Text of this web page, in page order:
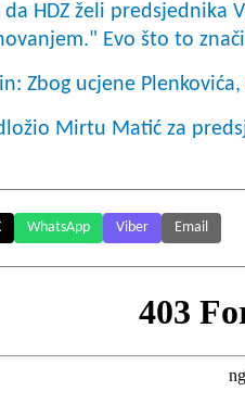
da HDZ želi
Evo što to znači
Zbog ucjene
Mirtu Matić za
WhatsApp Viber Email